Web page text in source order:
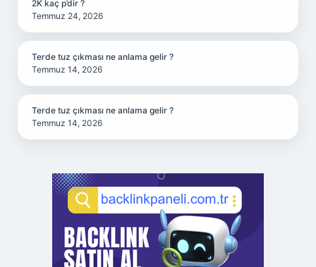
2K kaç p’dir ?
Temmuz 24, 2026
Terde tuz çıkması ne anlama gelir ?
Temmuz 14, 2026
Terde tuz çıkması ne anlama gelir ?
Temmuz 14, 2026